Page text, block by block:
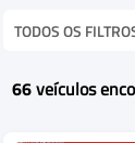
TODOS OS
66veículos